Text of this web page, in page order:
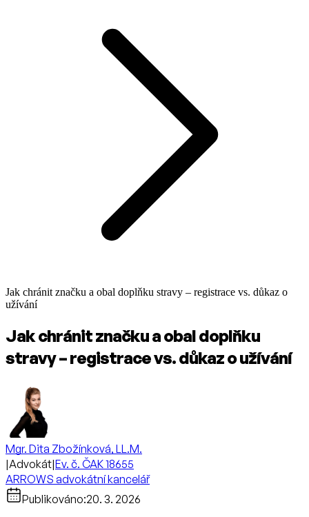
Jak chránit značku a obal doplňku stravy – registrace vs. důkaz o
užívání
Jak chránit značku a obal doplňku
stravy – registrace vs. důkaz o užívání
Mgr. Dita Zbožínková, LL.M.
|Advokát|Ev. č. ČAK 18655
ARROWS advokátní kancelář
Publikováno:20. 3. 2026